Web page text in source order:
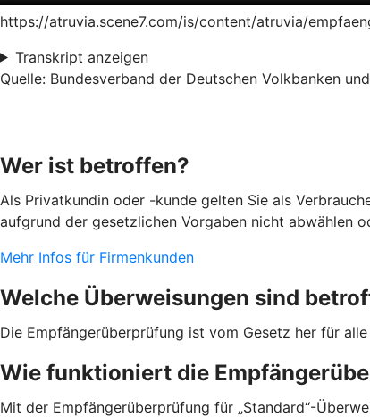
https://atruvia.scene7.com/is/content/atruvia/
Transkript anzeigen
Quelle: Bundesverband der Deutschen Volkbanken
Wer ist betroffen?
Als Privatkundin oder -kunde gelten Sie als
aufgrund der gesetzlichen Vorgaben nicht abwählen
Mehr Infos für Firmenkunden
Welche Überweisungen sind
Die Empfängerüberprüfung ist vom Gesetz her für
Wie funktioniert die
Mit der Empfängerüberprüfung für „Standard“-